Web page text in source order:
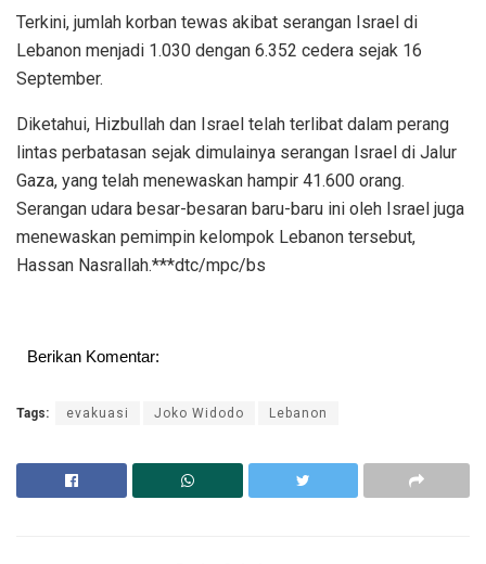
Terkini, jumlah korban tewas akibat serangan Israel di
Lebanon menjadi 1.030 dengan 6.352 cedera sejak 16
September.
Diketahui, Hizbullah dan Israel telah terlibat dalam perang
lintas perbatasan sejak dimulainya serangan Israel di Jalur
Gaza, yang telah menewaskan hampir 41.600 orang.
Serangan udara besar-besaran baru-baru ini oleh Israel juga
menewaskan pemimpin kelompok Lebanon tersebut,
Hassan Nasrallah.***dtc/mpc/bs
Berikan Komentar:
Tags: evakuasi Joko Widodo Lebanon